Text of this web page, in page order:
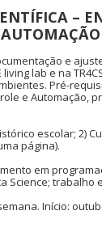
–
e
living lab e na
Pré-
e Automação,
escolar; 2)
página).
em
Science; trabalho
Início: